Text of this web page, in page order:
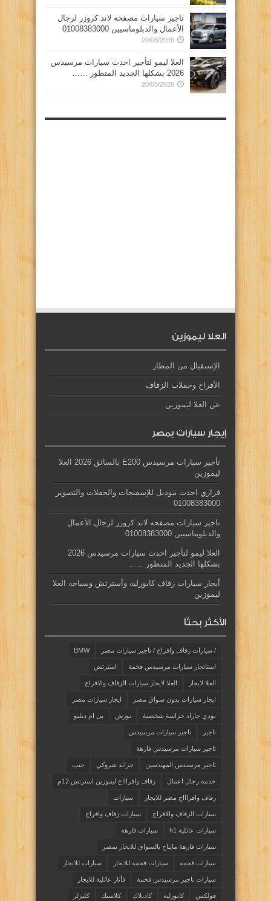
تاجير سيارات مصفحه لاند كروزر لرجال
الأعمال والدبلوماسيين 01008383000
20/05/2026
العلا ليمو لتأجير احدث سيارات مرسيدس
2026 بشكلها الجديد المتطور ……
20/05/2026
العلا ليموزين
الإستقبال من المطار
الأفراح وحفلات الزفاف
عن العلا ليموزين
إيجار سيارات بمصر
تأجير سيارات مرسيدس E200 بالسائق 2026 العلا
ليموزين
فراري احدث موديل للإسفنجات والحفلات والتصوير
01008383000
تاجير سيارات مصفحه لاند كروزر لرجال الأعمال
والدبلوماسيين 01008383000
العلا ليمو لتأجير احدث سيارات مرسيدس 2026
بشكلها الجديد المتطور ……
أيجار سيارات زفاف كابورليه وأسترتش وسياحه العلا
ليموزين
الأكثر بحثاً
/ سيارات زفاف وافراح / تاجير سيارات مصر BMW
استائجار سيارات مرسيدس فخمة استرتش
العلا لايجار العلا لايجار سيارات الزفاف والافراح
ايجار سيارات بدون سواق مصر ايجار سيارات مصر
بودي جاراد حراسة شخصية بورش بى ام دبليو
تاجير تاجير سيارات مرسيدس
تاجير سيارات مرسيدس فارهة
تاجير مرسيدس المهندسين جراند شروكي جيب
خدمة رجال اعمال زفاف وافراااح ليموزين اسنرتش 12م
زفاف وافراااح مصر للايجار سيارات
سيارات الزفاف والافراح سيارات زفاف وافراح
سيارات عائلية h1 سيارات فارهة
سيارات فارهة مايباخ بالسواق للايجار بمصر
سيارات فخمة سيارات فخمة للايجار سيارات للايجار
سيارات ناجير مرسيدس فخمة فأنار عائلية للايجار
فولكس كابورليه كاديلاك كلاسيك كليزلر